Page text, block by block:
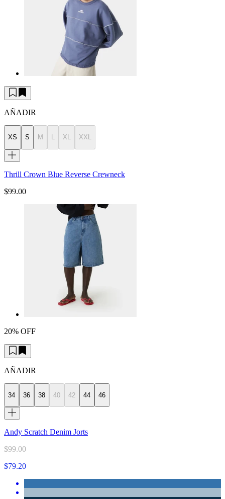
AÑADIR
XS S M L XL XXL
Thrill Crown Blue Reverse Crewneck
$99.00
20% OFF
AÑADIR
34 36 38 40 42 44 46
Andy Scratch Denim Jorts
$99.00
$79.20